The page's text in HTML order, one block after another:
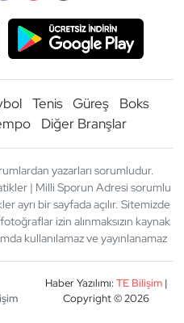
Tenis Güreş
Boks
Diğer Branşlar
yazarları sorumludur.
| Milli Sporun Adresi sorumlu
ayrı bir sayfada açılır. Sitemizde
izin alınmaksızın kaynak
kullanılamaz ve yayınlanamaz
Haber Yazılımı:TE Bilişim|
Copyright © 2026